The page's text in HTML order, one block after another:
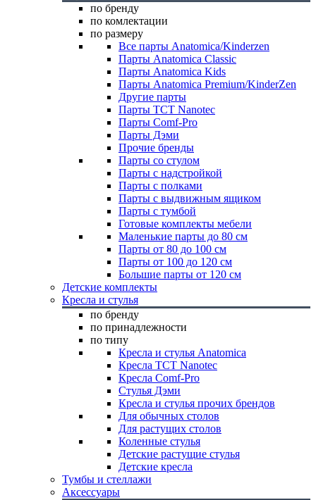
по бренду
по комлектации
по размеру
Все парты Anatomica/Kinderzen
Парты Anatomica Classic
Парты Anatomica Kids
Парты Anatomica Premium/KinderZen
Другие парты
Парты TCT Nanotec
Парты Comf-Pro
Парты Дэми
Прочие бренды
Парты со стулом
Парты с надстройкой
Парты с полками
Парты с выдвижным ящиком
Парты с тумбой
Готовые комплекты мебели
Маленькие парты до 80 см
Парты от 80 до 100 см
Парты от 100 до 120 см
Большие парты от 120 см
Детские комплекты
Кресла и стулья
по бренду
по принадлежности
по типу
Кресла и стулья Anatomica
Кресла TCT Nanotec
Кресла Comf-Pro
Стулья Дэми
Кресла и стулья прочих брендов
Для обычных столов
Для растущих столов
Коленные стулья
Детские растущие стулья
Детские кресла
Тумбы и стеллажи
Аксессуары